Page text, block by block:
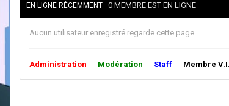
EN LIGNE RÉCEMMENT 0 MEMBRE EST EN LIGNE
Aucun utilisateur enregistré regarde cette page.
Administration Modération Staff Membre